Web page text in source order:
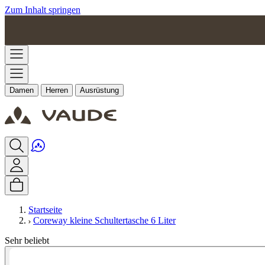
Zum Inhalt springen
Damen Herren Ausrüstung
Startseite
Coreway kleine Schultertasche 6 Liter
Sehr beliebt